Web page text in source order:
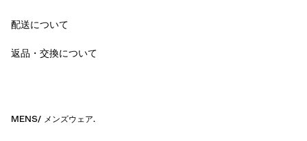
配送について
返品・交換について
MENS/ メンズウェア.